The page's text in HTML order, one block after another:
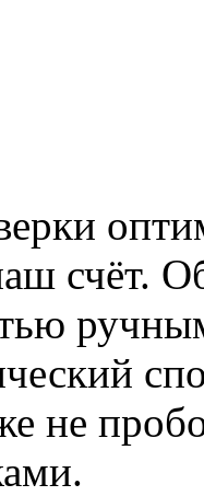
счёт.
не